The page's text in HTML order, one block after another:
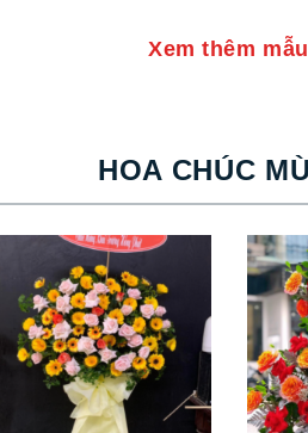
Xem thêm mẫu
HOA CHÚC